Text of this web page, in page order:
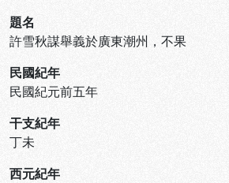
題名
許雪秋謀舉義於廣東潮州，不果
民國紀年
民國紀元前五年
干支紀年
丁未
西元紀年